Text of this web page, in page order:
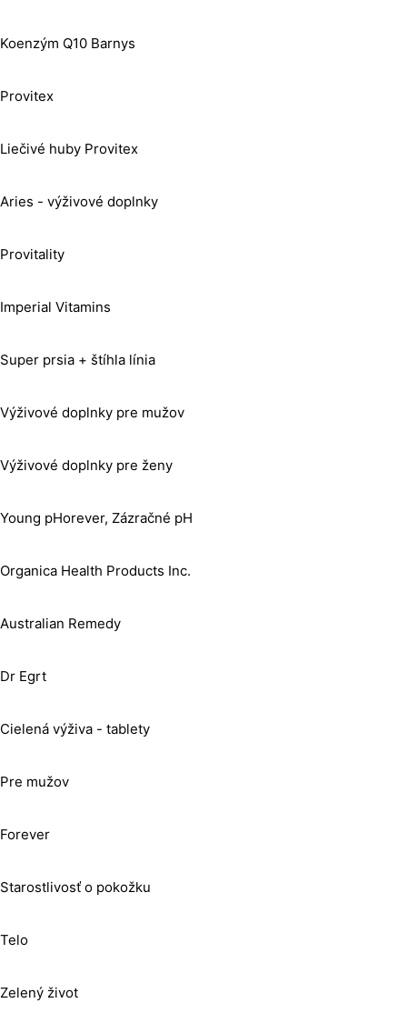
Koenzým Q10 Barnys
Provitex
Liečivé huby Provitex
Aries - výživové doplnky
Provitality
Imperial Vitamins
Super prsia + štíhla línia
Výživové doplnky pre mužov
Výživové doplnky pre ženy
Young pHorever, Zázračné pH
Organica Health Products Inc.
Australian Remedy
Dr Egrt
Cielená výživa - tablety
Pre mužov
Forever
Starostlivosť o pokožku
Telo
Zelený život